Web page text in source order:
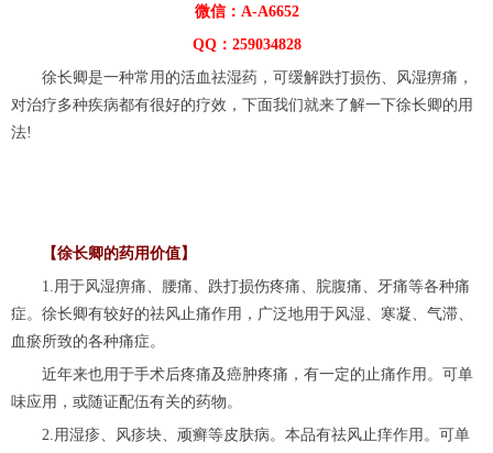
微信：A-A6652
QQ：259034828
徐长卿是一种常用的活血祛湿药，可缓解跌打损伤、风湿痹痛，
对治疗多种疾病都有很好的疗效，下面我们就来了解一下徐长卿的用
法!
【徐长卿的药用价值】
1.用于风湿痹痛、腰痛、跌打损伤疼痛、脘腹痛、牙痛等各种痛
症。徐长卿有较好的祛风止痛作用，广泛地用于风湿、寒凝、气滞、
血瘀所致的各种痛症。
近年来也用于手术后疼痛及癌肿疼痛，有一定的止痛作用。可单
味应用，或随证配伍有关的药物。
2.用湿疹、风疹块、顽癣等皮肤病。本品有祛风止痒作用。可单